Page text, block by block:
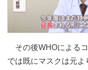
その後WHOによる
では既にマスクは元